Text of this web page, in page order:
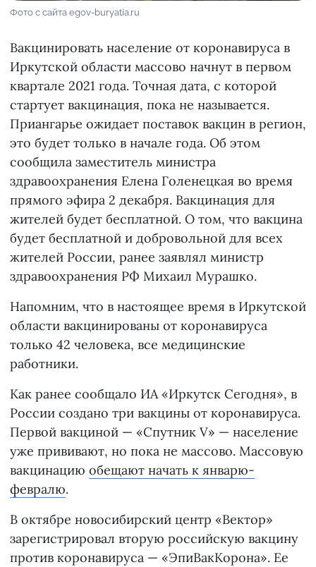
Фото с сайта egov-buryatia.ru
Вакцинировать население от коронавируса в
Иркутской области массово начнут в первом
квартале 2021 года. Точная дата, с которой
стартует вакцинация, пока не называется.
Приангарье ожидает поставок вакцин в регион,
это будет только в начале года. Об этом
сообщила заместитель министра
здравоохранения Елена Голенецкая во время
прямого эфира 2 декабря. Вакцинация для
жителей будет бесплатной. О том, что вакцина
будет бесплатной и добровольной для всех
жителей России, ранее заявлял министр
здравоохранения РФ Михаил Мурашко.
Напомним, что в настоящее время в Иркутской
области вакцинированы от коронавируса
только 42 человека, все медицинские
работники.
Как ранее сообщало ИА «Иркутск Сегодня», в
России создано три вакцины от коронавируса.
Первой вакциной — «Спутник V» — население
уже прививают, но пока не массово. Массовую
вакцинацию обещают начать к январю-
февралю.
В октябре новосибирский центр «Вектор»
зарегистрировал вторую российскую вакцину
против коронавируса — «ЭпиВакКорона». Ее